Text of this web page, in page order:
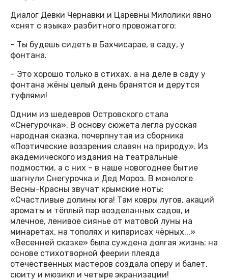
Диалог Девки Чернавки и Царевны Милолики явно
«снят с языка» разбитного провожатого:
– Ты будешь сидеть в Бахчисарае, в саду, у
фонтана.
– Это хорошо только в стихах, а на деле в саду у
фонтана жёны целый день бранятся и дерутся
туфлями!
Одним из шедевров Островского стала
«Снегурочка». В основу сюжета легла русская
народная сказка, почерпнутая из сборника
«Поэтические воззрения славян на природу». Из
академического издания на театральные
подмостки, а с них – в наше новогоднее бытие
шагнули Снегурочка и Дед Мороз. В монологе
Весны-Красны звучат крымские ноты:
«Счастливые долины юга! Там ковры лугов, акаций
ароматы и тёплый пар возделанных садов, и
млечное, ленивое сиянье от матовой луны на
минаретах, на тополях и кипарисах чёрных...»
«Весенней сказке» была суждена долгая жизнь: на
основе стихотворной феерии плеяда
отечественных мастеров создала оперу и балет,
сюиту и мюзикл и четыре экранизации!